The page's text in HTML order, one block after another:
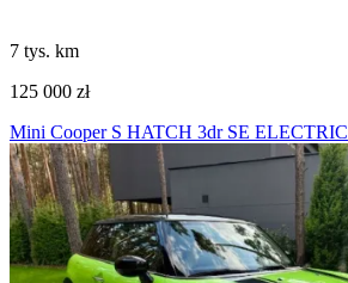
7 tys. km
125 000 zł
Mini Cooper S HATCH 3dr SE ELECTRIC